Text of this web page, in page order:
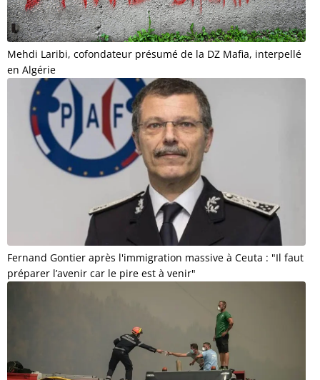
Mehdi Laribi, cofondateur présumé de la DZ Mafia, interpellé
en Algérie
Fernand Gontier après l'immigration massive à Ceuta : "Il faut
préparer l’avenir car le pire est à venir"